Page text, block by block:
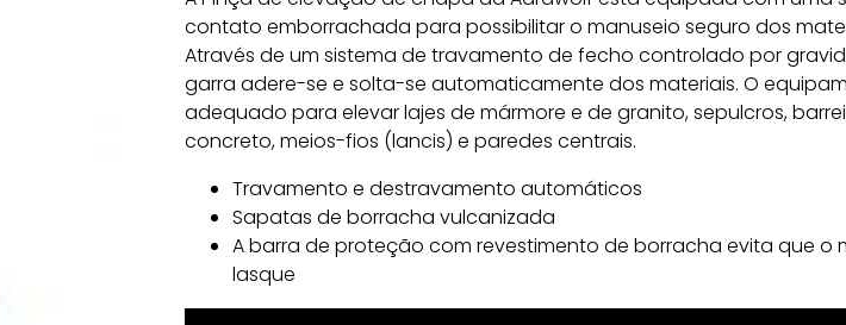
contato emborrachada para possibilitar o manuseio seguro dos
Através de um sistema de travamento de fecho controlado por
garra adere-se e solta-se automaticamente dos materiais. O
adequado para elevar lajes de mármore e de granito, sepulcros,
concreto, meios-fios (lancis) e paredes centrais.
Travamento e destravamento automáticos
Sapatas de borracha vulcanizada
A barra de proteção com revestimento de borracha evita que o
lasque